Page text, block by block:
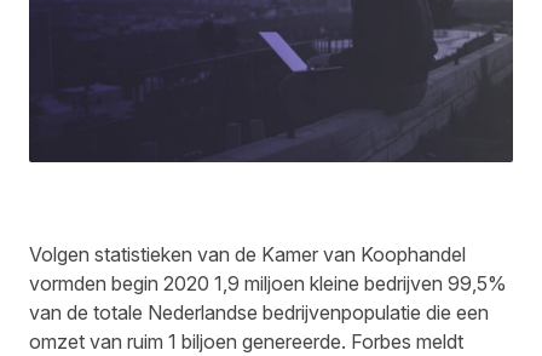
Volgen statistieken van de Kamer van Koophandel
vormden begin 2020 1,9 miljoen kleine bedrijven 99,5%
van de totale Nederlandse bedrijvenpopulatie die een
omzet van ruim 1 biljoen genereerde. Forbes meldt